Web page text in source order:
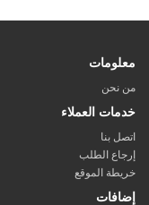
معلومات
من نحن
خدمات العملاء
اتصل بنا
إرجاع الطلب
خريطة الموقع
إضافات